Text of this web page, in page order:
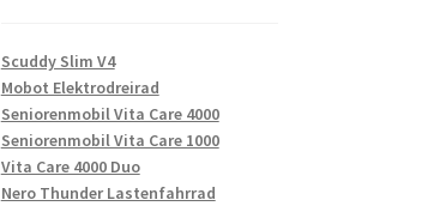
Scuddy Slim V4
Mobot Elektrodreirad
Seniorenmobil Vita Care 4000
Seniorenmobil Vita Care 1000
Vita Care 4000 Duo
Nero Thunder Lastenfahrrad